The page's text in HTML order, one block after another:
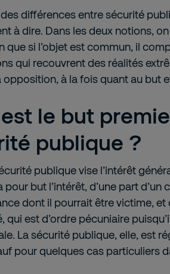
des différences entre sécurité
à dire. Dans les deux notions,
que si l’objet est commun, il
qui recouvrent des réalités
opposition, à la fois quant au but
le but
publique ?
publique vise l’intérêt
pour but l’intérêt, d’une part
dont il pourrait être victime, et
qui est d’ordre pécuniaire
La sécurité publique, elle, est
pour quelques cas particuliers